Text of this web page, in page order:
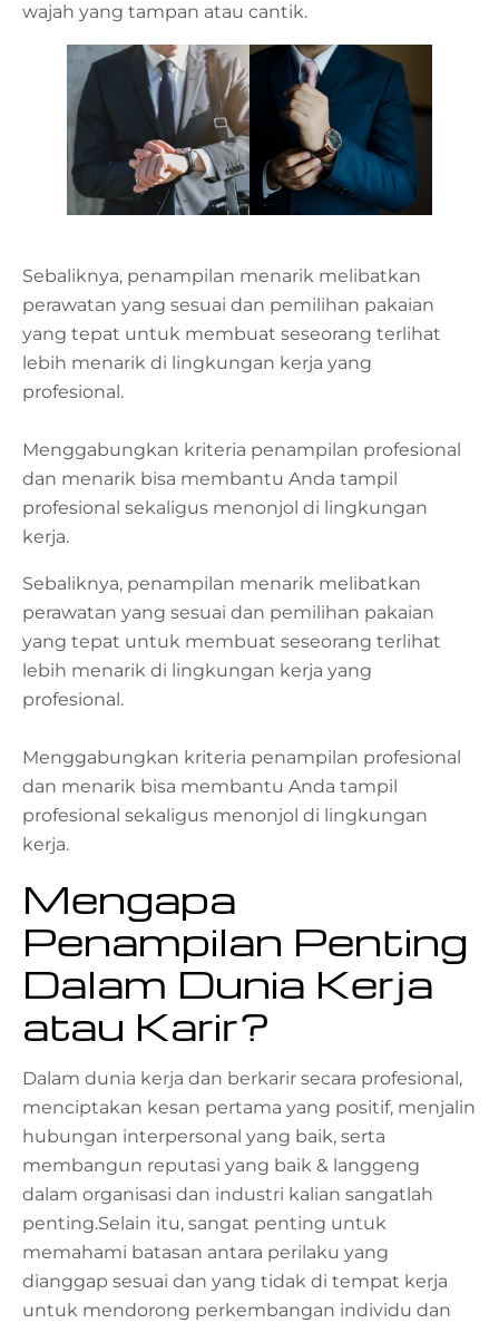
wajah yang tampan atau cantik.
Sebaliknya, penampilan menarik melibatkan
perawatan yang sesuai dan pemilihan pakaian
yang tepat untuk membuat seseorang terlihat
lebih menarik di lingkungan kerja yang
profesional.
Menggabungkan kriteria penampilan profesional
dan menarik bisa membantu Anda tampil
profesional sekaligus menonjol di lingkungan
kerja.
Sebaliknya, penampilan menarik melibatkan
perawatan yang sesuai dan pemilihan pakaian
yang tepat untuk membuat seseorang terlihat
lebih menarik di lingkungan kerja yang
profesional.
Menggabungkan kriteria penampilan profesional
dan menarik bisa membantu Anda tampil
profesional sekaligus menonjol di lingkungan
kerja.
Mengapa
Penampilan Penting
Dalam Dunia Kerja
atau Karir?
Dalam dunia kerja dan berkarir secara profesional,
menciptakan kesan pertama yang positif, menjalin
hubungan interpersonal yang baik, serta
membangun reputasi yang baik & langgeng
dalam organisasi dan industri kalian sangatlah
penting.Selain itu, sangat penting untuk
memahami batasan antara perilaku yang
dianggap sesuai dan yang tidak di tempat kerja
untuk mendorong perkembangan individu dan